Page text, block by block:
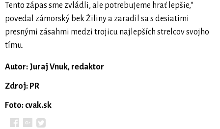
Tento zápas sme zvládli, ale potrebujeme hrať lepšie,“
povedal zámorský bek Žiliny a zaradil sa s desiatimi
presnými zásahmi medzi trojicu najlepších strelcov svojho
tímu.
Autor: Juraj Vnuk, redaktor
Zdroj: PR
Foto: cvak.sk